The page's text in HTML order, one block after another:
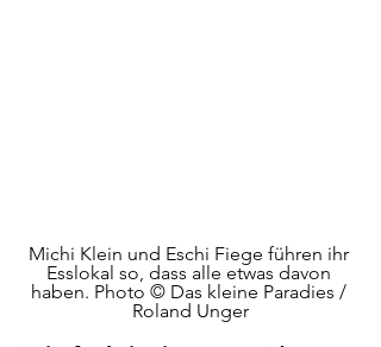
Michi Klein und Eschi Fiege führen ihr
Esslokal so, dass alle etwas davon
haben. Photo © Das kleine Paradies /
Roland Unger